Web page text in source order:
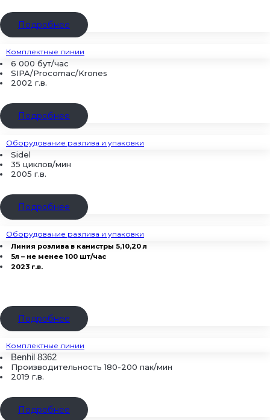
Подробнее
Комплектные линии
6 000 бут/час
SIPA/Procomac/Krones
2002 г.в.
Подробнее
Оборудование разлива и упаковки
Sidel
35 циклов/мин
2005 г.в.
Подробнее
Оборудование разлива и упаковки
Линия розлива в канистры 5,10,20 л
5л – не менее 100 шт/час
2023 г.в.
Подробнее
Комплектные линии
Benhil 8362
Производительность 180-200 пак/мин
2019 г.в.
Подробнее